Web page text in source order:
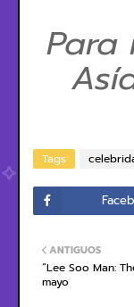
Para
Tags
ANTIGUOS
“Lee Soo Man:
mayo